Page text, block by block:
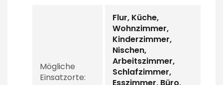
Mögliche
Einsatzorte:
Flur, Küche,
Wohnzimmer,
Kinderzimmer,
Nischen,
Arbeitszimmer,
Schlafzimmer,